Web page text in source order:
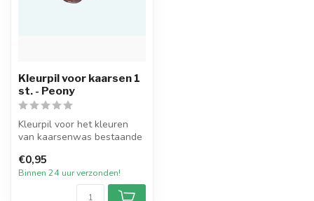
Kleurpil voor kaarsen 1
st. - Peony
Kleurpil voor het kleuren
van kaarsenwas bestaande
par...
€0,95
Binnen 24 uur verzonden!